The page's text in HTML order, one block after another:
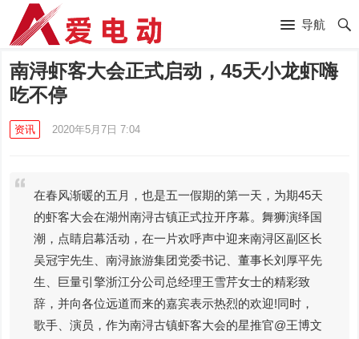
导航
南浔虾客大会正式启动，45天小龙虾嗨
吃不停
资讯 2020年5月7日 7:04
在春风渐暖的五月，也是五一假期的第一天，为期45天
的虾客大会在湖州南浔古镇正式拉开序幕。舞狮演绎国
潮，点睛启幕活动，在一片欢呼声中迎来南浔区副区长
吴冠宇先生、南浔旅游集团党委书记、董事长刘厚平先
生、巨量引擎浙江分公司总经理王雪芹女士的精彩致
辞，并向各位远道而来的嘉宾表示热烈的欢迎!同时，
歌手、演员，作为南浔古镇虾客大会的星推官@王博文